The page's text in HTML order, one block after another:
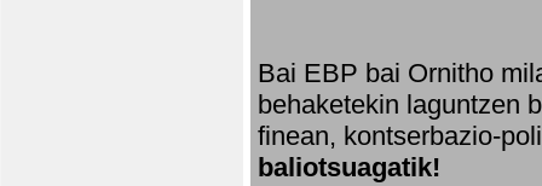
Bai EBP bai Ornitho
behaketekin laguntzen
finean, kontserbazio-
baliotsuagatik!